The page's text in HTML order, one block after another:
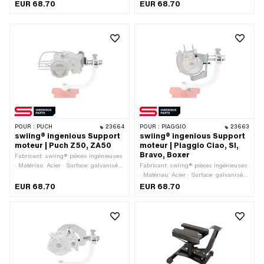
moteur
EUR 68.70
bleu · Champ d'application: Support de
EUR 68.70
POUR : PUCH 23664
swiing® ingenious Support
moteur | Puch Z50, ZA50
Fabricant: swiing® pièces ingénieuses
· Matériau: Acier · Surface: galvanisé
moteur
EUR 68.70
POUR : PIAGGIO 23663
swiing® ingenious Support
moteur | Piaggio Ciao, SI,
Bravo, Boxer
Fabricant: swiing® pièces ingénieuses
· Matériau: Acier · Surface: galvanisé
bleu · Champ d'application: Support de
EUR 68.70